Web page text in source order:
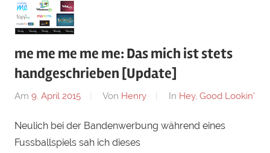
me me me me me: Das mich ist stets
handgeschrieben [Update]
Am 9. April 2015 Von Henry In Hey, Good Lookin'
Neulich bei der Bandenwerbung während eines
Fussballspiels sah ich dieses